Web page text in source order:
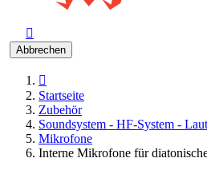

Abbrechen

Startseite
Zubehör
Soundsystem - HF-System -
Mikrofone
Interne Mikrofone für